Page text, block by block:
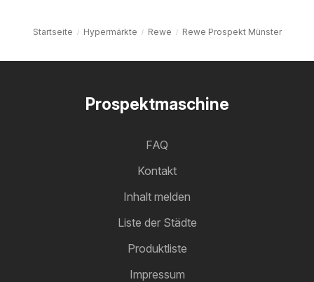
Startseite Hypermärkte Rewe Rewe Prospekt Münster
Prospektmaschine
FAQ
Kontakt
Inhalt melden
Liste der Städte
Produktliste
Impressum